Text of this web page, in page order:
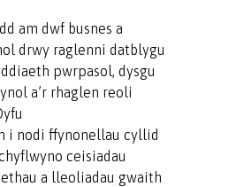
am dwf busnes a
drwy raglenni datblygu
pwrpasol, dysgu
a’r rhaglen reoli
i nodi ffynonellau cyllid
ceisiadau
a lleoliadau gwaith